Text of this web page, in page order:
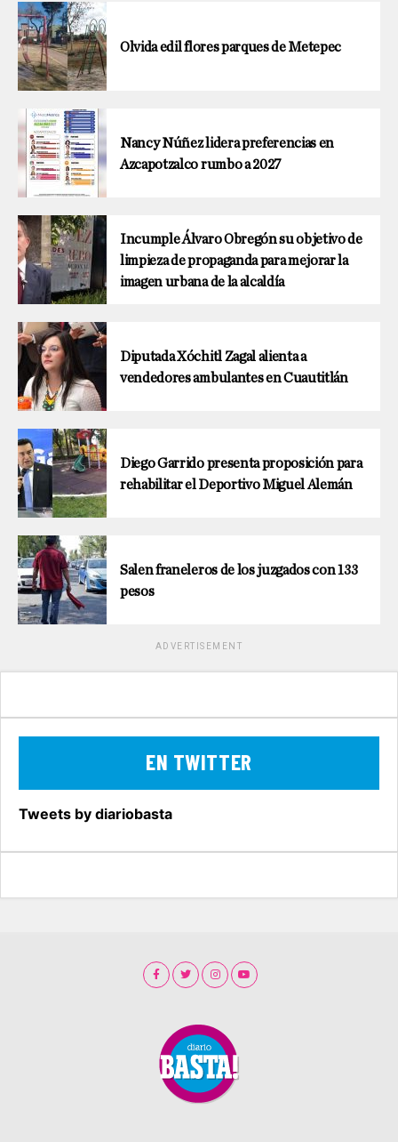
Olvida edil flores parques de Metepec
Nancy Núñez lidera preferencias en
Azcapotzalco rumbo a 2027
Incumple Álvaro Obregón su objetivo de
limpieza de propaganda para mejorar la
imagen urbana de la alcaldía
Diputada Xóchitl Zagal alienta a
vendedores ambulantes en Cuautitlán
Diego Garrido presenta proposición para
rehabilitar el Deportivo Miguel Alemán
Salen franeleros de los juzgados con 133
pesos
ADVERTISEMENT
EN TWITTER
Tweets by diariobasta